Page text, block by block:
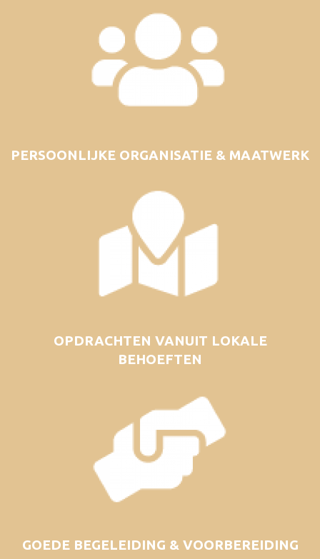
PERSOONLIJKE ORGANISATIE & MAATWERK
OPDRACHTEN VANUIT LOKALE
BEHOEFTEN
GOEDE BEGELEIDING & VOORBEREIDING